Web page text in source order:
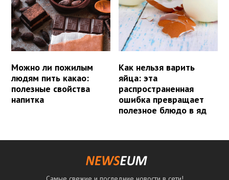
Можно ли пожилым
людям пить какао:
полезные свойства
напитка
Как нельзя варить
яйца: эта
распространенная
ошибка превращает
полезное блюдо в яд